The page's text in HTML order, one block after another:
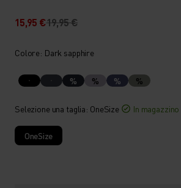
15,95 €19,95 €
Colore: Dark sapphire
% % % %
Selezione una taglia: OneSize In magazzino
OneSize